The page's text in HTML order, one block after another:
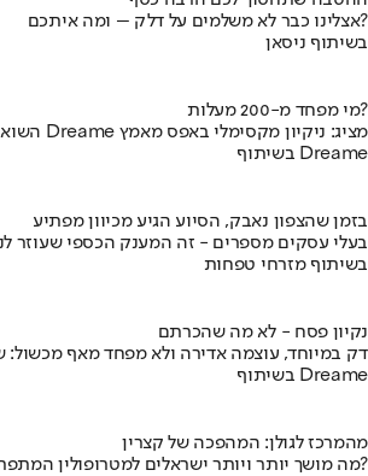
אצלינו כבר לא משלמים על דלק – ומה איתכם?
בשיתוף ניסאן
מי מפחד מ-200 מעלות?
השואב-שוטף החדש של Dreame מציג: ניקיון מקסימלי באפס מאמץ
בשיתוף Dreame
בזמן שהצפון נאבק, הסיוע הגיע מכיוון מפתיע
בעלי עסקים מספרים - זה המענק הכספי שעוזר
בשיתוף מזרחי טפחות
נקיון פסח - לא מה שהכרתם
דק במיוחד, עוצמה אדירה ולא מפחד מאף
בשיתוף Dreame
מהמרכז לגולן: המהפכה של קצרין
מה מושך יותר ויותר ישראלים למטרופולין המתפתח של האזור היפה במדינה?